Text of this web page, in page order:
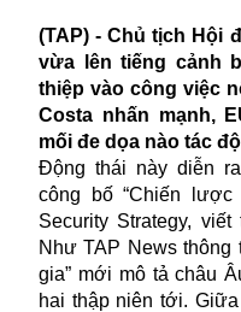
(TAP) - Chủ tịch Hội
vừa lên tiếng cảnh
thiệp vào công việc
Costa nhấn mạnh,
mối đe dọa nào tác
Động thái này diễn
công bố “Chiến lược
Security Strategy,
Như TAP News thông
gia” mới mô tả châu
hai thập niên tới.